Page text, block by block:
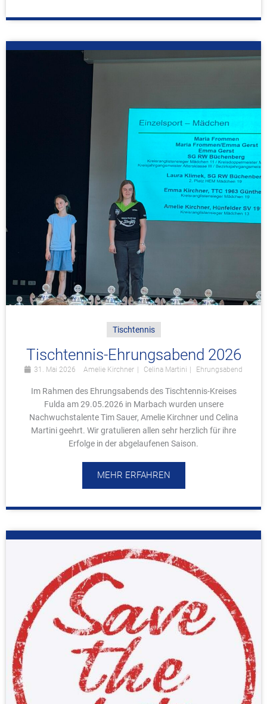
Tischtennis
Tischtennis-Ehrungsabend 2026
31. Mai 2026 Amelie Kirchner Celina Martini Ehrungsabend
Im Rahmen des Ehrungsabends des Tischtennis-Kreises
Fulda am 29.05.2026 in Marbach wurden unsere
Nachwuchstalente Tim Sauer, Amelie Kirchner und Celina
Martini geehrt. Wir gratulieren allen sehr herzlich für ihre
Erfolge in der abgelaufenen Saison.
MEHR ERFAHREN